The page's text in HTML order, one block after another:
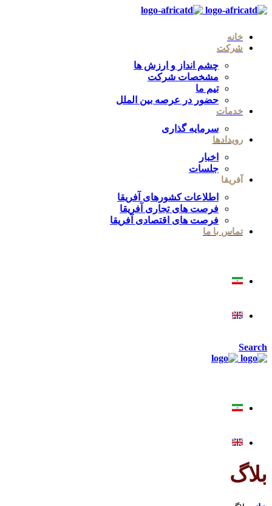
خانه
شرکت
چشم انداز و ارزش ها
مشخصات شرکت
تیم ما
حضور در عرصه بین الملل
خدمات
سرمایه گذاری
رویدادها
اخبار
جلسات
آفریقا
اطلاعات کشورهای آفریقا
فرصت های تجاری آفریقا
فرصت های اقتصادی آفریقا
تماس با ما
Search
بلاگ